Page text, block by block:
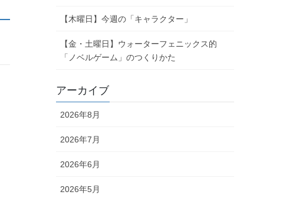
【木曜日】今週の「キャラクター」
【金・土曜日】ウォーターフェニックス的
「ノベルゲーム」のつくりかた
アーカイブ
2026年8月
2026年7月
2026年6月
2026年5月